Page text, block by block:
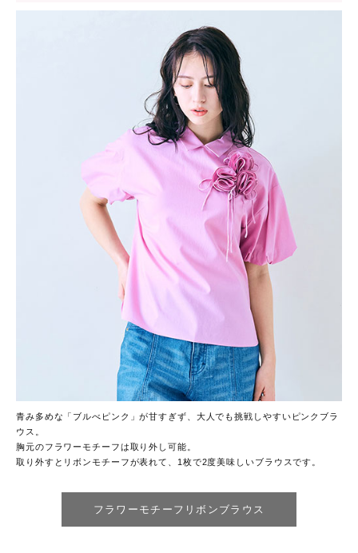
青み多めな「ブルべピンク」が甘すぎず、大人でも挑戦しやすいピンクブラ
ウス。
胸元のフラワーモチーフは取り外し可能。
取り外すとリボンモチーフが表れて、1枚で2度美味しいブラウスです。
フラワーモチーフリボンブラウス